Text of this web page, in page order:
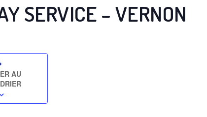
SERVICE – VERNON
AU